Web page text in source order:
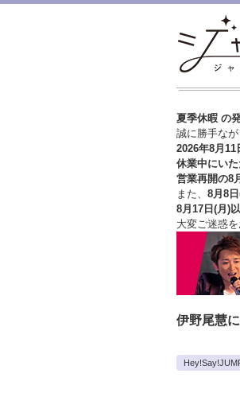
夏季休暇 の
誠に勝手な
2026年8月11
休業中にい
営業再開の8
また、 8月8
8月17日(月)
大変ご迷惑を
伊野尾慧